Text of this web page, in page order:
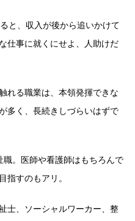
と、収入が後から追いかけて
仕事に就くにせよ、人助けだ
れる職業は、本領発揮できな
多く、長続きしづらいはずで
。医師や看護師はもちろんで
指すのもアリ。
士、ソーシャルワーカー、整